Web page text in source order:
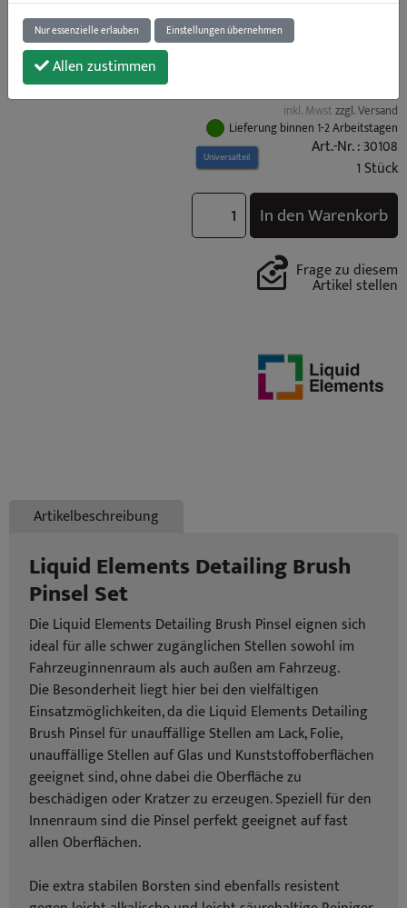
inkl. Mwstzzgl. Versand
Lieferung binnen 1-2 Arbeitstagen
Universalteil
Art.-Nr. : 30108
1 Stück
In den Warenkorb
Frage zu diesem
Artikel stellen
Artikelbeschreibung
Liquid Elements Detailing Brush
Pinsel Set
Die Liquid Elements Detailing Brush Pinsel eignen sich
ideal für alle schwer zugänglichen Stellen sowohl im
Fahrzeuginnenraum als auch außen am Fahrzeug.
Die Besonderheit liegt hier bei den vielfältigen
Einsatzmöglichkeiten, da die Liquid Elements Detailing
Brush Pinsel für unauffällige Stellen am Lack, Folie,
unauffällige Stellen auf Glas und Kunststoffoberflächen
geeignet sind, ohne dabei die Oberfläche zu
beschädigen oder Kratzer zu erzeugen. Speziell für den
Innenraum sind die Pinsel perfekt geeignet auf fast
allen Oberflächen.
Die extra stabilen Borsten sind ebenfalls resistent
Nur essenzielle erlauben Einstellungen übernehmen
Allen zustimmen